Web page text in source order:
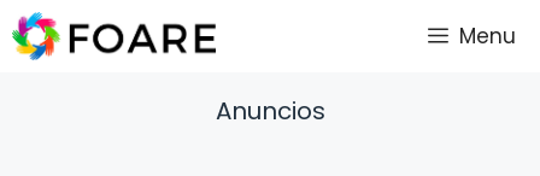
Saltar
al
Menu
Anuncios